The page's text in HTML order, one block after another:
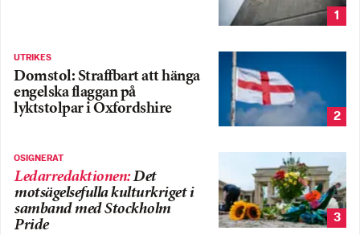
1
UTRIKES
Domstol: Straffbart att hänga
engelska flaggan på
lyktstolpar i Oxfordshire
2
OSIGNERAT
Ledarredaktionen:Det
motsägelsefulla kulturkriget i
samband med Stockholm
Pride
3